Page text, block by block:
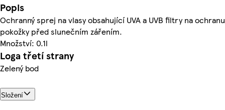
Popis
Ochranný sprej na vlasy obsahující UVA a UVB filtry na
pokožky před slunečním zářením.
Množství: 0.1l
Loga třetí strany
Zelený bod
Složení